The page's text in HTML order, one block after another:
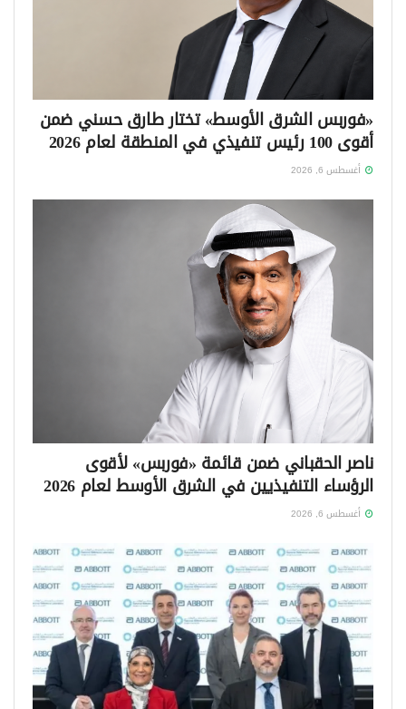
«فوربس الشرق الأوسط» تختار طارق حسني ضمن
أقوى 100 رئيس تنفيذي في المنطقة لعام 2026
أغسطس 6, 2026
ناصر الحقباني ضمن قائمة «فوربس» لأقوى
الرؤساء التنفيذيين في الشرق الأوسط لعام 2026
أغسطس 6, 2026